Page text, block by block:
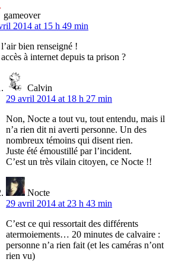
gameover
2014 at 15 h 49 min
l’air bien renseigné !
accès à internet depuis ta prison ?
Calvin
29 avril 2014 at 18 h 27 min
Non, Nocte a tout vu, tout entendu, mais il
n’a rien dit ni averti personne. Un des
nombreux témoins qui disent rien.
Juste été émoustillé par l’incident.
C’est un très vilain citoyen, ce Nocte !!
Nocte
29 avril 2014 at 23 h 43 min
C’est ce qui ressortait des différents
atermoiements… 20 minutes de calvaire :
personne n’a rien fait (et les caméras n’ont
rien vu)